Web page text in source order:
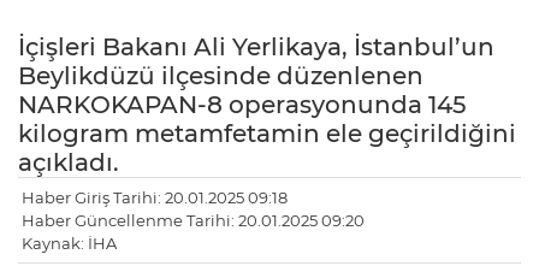
İçişleri Bakanı Ali Yerlikaya, İstanbul’un
Beylikdüzü ilçesinde düzenlenen
NARKOKAPAN-8 operasyonunda 145
kilogram metamfetamin ele geçirildiğini
açıkladı.
Haber Giriş Tarihi: 20.01.2025 09:18
Haber Güncellenme Tarihi: 20.01.2025 09:20
Kaynak: İHA